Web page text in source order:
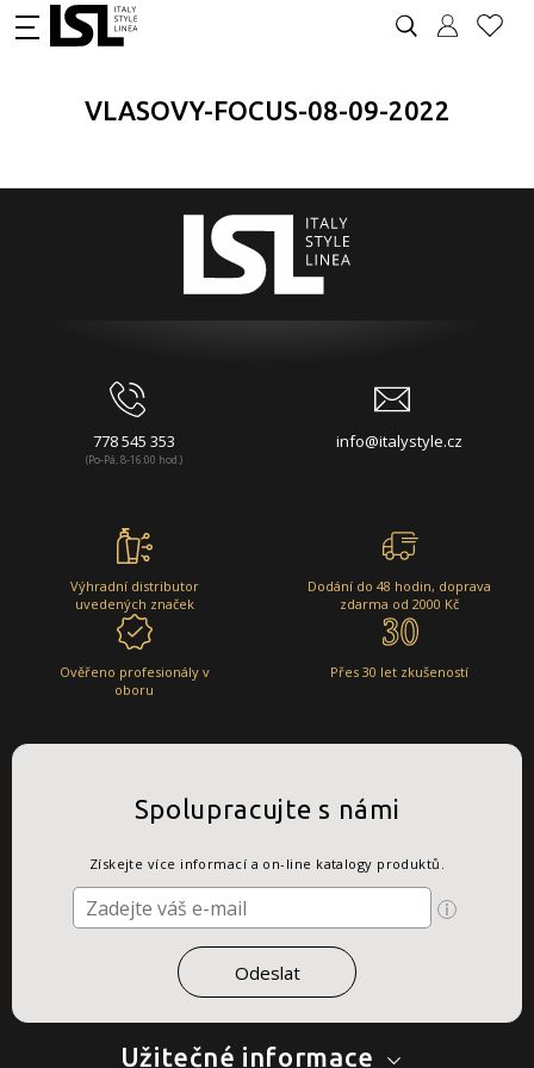
VLASOVY-FOCUS-08-09-2022
778 545 353
(Po-Pá, 8-16:00 hod.)
info@italystyle.cz
Výhradní distributor
uvedených značek
Dodání do 48 hodin, doprava
zdarma od 2000 Kč
Ověřeno profesionály v
oboru
Přes 30 let zkušeností
Užitečné informace
Spolupracujte s námi
Získejte více informací a on-line katalogy produktů.